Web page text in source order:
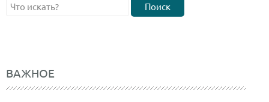
Поиск
ВАЖНОЕ